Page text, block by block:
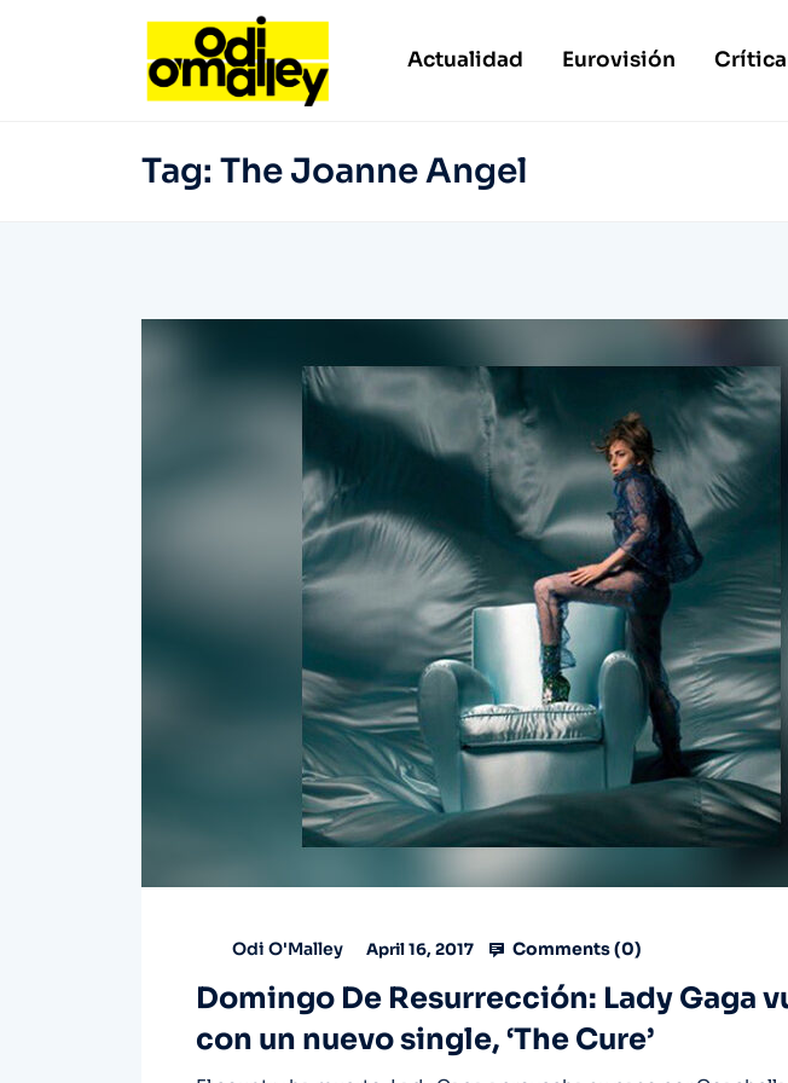
Actualidad Eurovisión Crítica
Tag: The Joanne Angel
Odi O'Malley April 16, 2017 Comments (0)
Domingo De Resurrección: Lady Gaga
con un nuevo single, ‘The Cure’